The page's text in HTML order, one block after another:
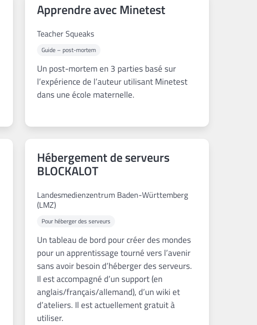
Apprendre avec Minetest
Teacher Squeaks
Guide – post-mortem
Un post-mortem en 3 parties basé sur
l’expérience de l’auteur utilisant Minetest
dans une école maternelle.
Hébergement de serveurs
BLOCKALOT
Landesmedienzentrum Baden-Württemberg
(LMZ)
Pour héberger des serveurs
Un tableau de bord pour créer des mondes
pour un apprentissage tourné vers l’avenir
sans avoir besoin d’héberger des serveurs.
Il est accompagné d’un support (en
anglais/français/allemand), d’un wiki et
d’ateliers. Il est actuellement gratuit à
utiliser.